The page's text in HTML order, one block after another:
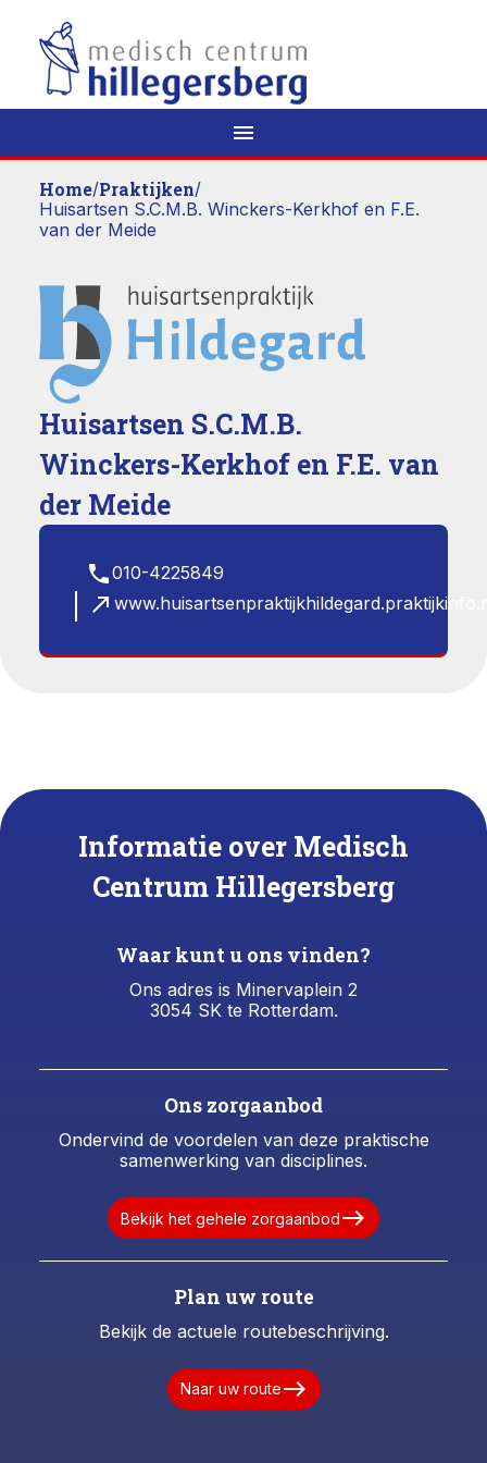
menu
Home/Praktijken/
Huisartsen S.C.M.B. Winckers-Kerkhof en F.E.
van der Meide
Huisartsen S.C.M.B.
Winckers-Kerkhof en F.E. van
der Meide
phone010-4225849
north_east
Informatie over Medisch
Centrum Hillegersberg
Waar kunt u ons vinden?
Ons adres is Minervaplein 2
3054 SK te Rotterdam.
Ons zorgaanbod
Ondervind de voordelen van deze praktische
samenwerking van disciplines.
Bekijk het gehele zorgaanbodeast
Plan uw route
Bekijk de actuele routebeschrijving.
Naar uw routeeast